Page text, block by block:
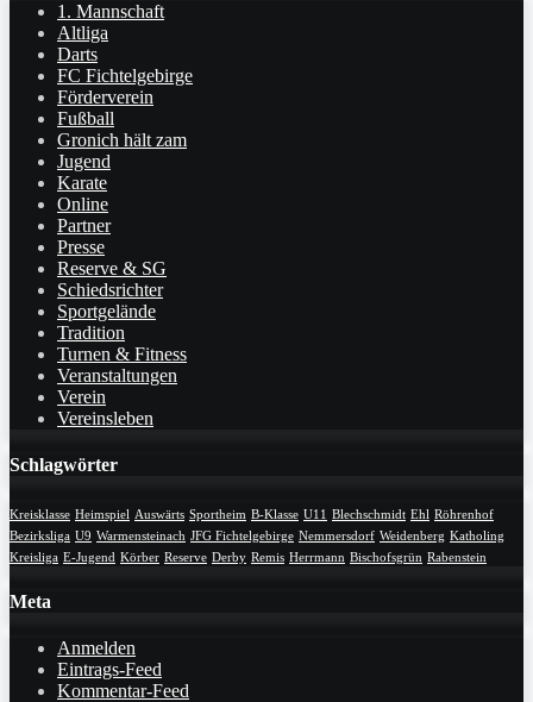
1. Mannschaft
Altliga
Darts
FC Fichtelgebirge
Förderverein
Fußball
Gronich hält zam
Jugend
Karate
Online
Partner
Presse
Reserve & SG
Schiedsrichter
Sportgelände
Tradition
Turnen & Fitness
Veranstaltungen
Verein
Vereinsleben
Schlagwörter
Kreisklasse Heimspiel Auswärts Sportheim B-Klasse U11 Blechschmidt Ehl Röhrenhof
Bezirksliga U9 Warmensteinach JFG Fichtelgebirge Nemmersdorf Weidenberg Katholing
Kreisliga E-Jugend Körber Reserve Derby Remis Herrmann Bischofsgrün Rabenstein
Meta
Anmelden
Eintrags-Feed
Kommentar-Feed